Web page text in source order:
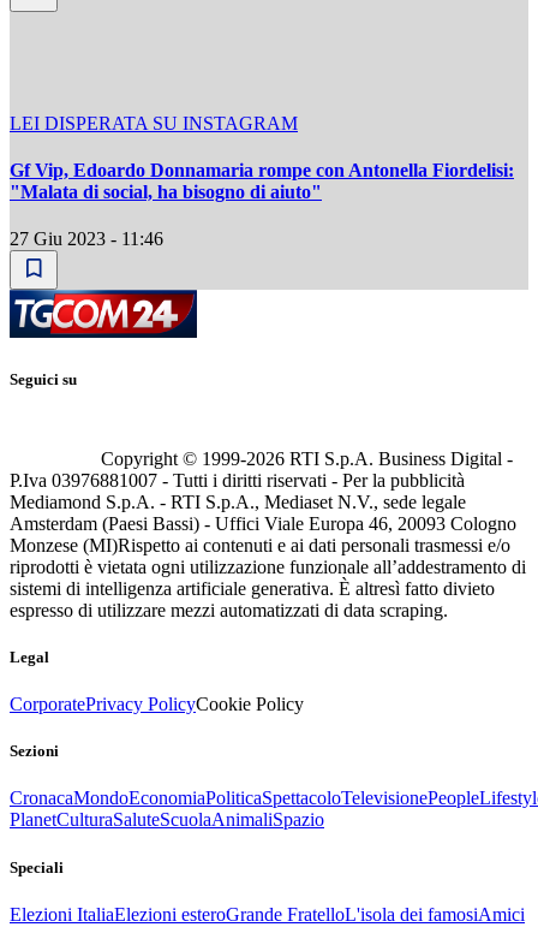
LEI DISPERATA SU INSTAGRAM
Gf Vip, Edoardo Donnamaria rompe con Antonella Fiordelisi:
"Malata di social, ha bisogno di aiuto"
27 Giu 2023 - 11:46
Seguici su
Copyright © 1999-2026 RTI S.p.A. Business Digital -
P.Iva 03976881007 - Tutti i diritti riservati - Per la pubblicità
Mediamond S.p.A. - RTI S.p.A., Mediaset N.V., sede legale
Amsterdam (Paesi Bassi) - Uffici Viale Europa 46, 20093 Cologno
Monzese (MI)Rispetto ai contenuti e ai dati personali trasmessi e/o
riprodotti è vietata ogni utilizzazione funzionale all’addestramento di
sistemi di intelligenza artificiale generativa. È altresì fatto divieto
espresso di utilizzare mezzi automatizzati di data scraping.
Legal
CorporatePrivacy PolicyCookie Policy
Sezioni
CronacaMondoEconomiaPoliticaSpettacoloTelevisionePeople
PlanetCulturaSaluteScuolaAnimaliSpazio
Speciali
Elezioni ItaliaElezioni esteroGrande FratelloL'isola dei famosiAmici